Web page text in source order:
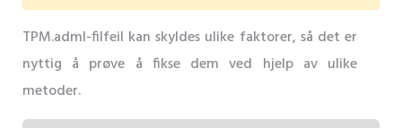
TPM.adml-filfeil kan skyldes ulike faktorer, så det er
nyttig å prøve å fikse dem ved hjelp av ulike
metoder.